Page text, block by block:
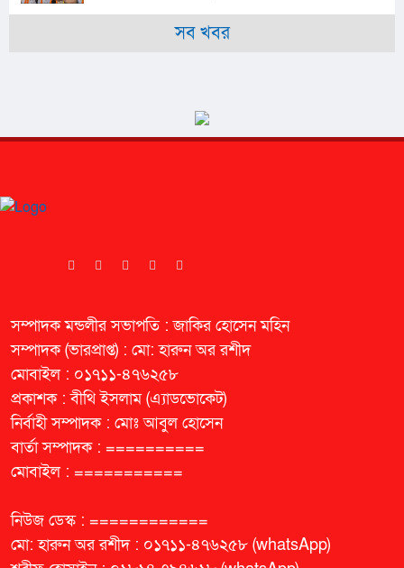
উপসহকারী
সব খবর
সম্পাদক মন্ডলীর সভাপতি : জাকির হোসেন মহিন
সম্পাদক (ভারপ্রাপ্ত) : মো: হারুন অর রশীদ
মোবাইল : ০১৭১১-৪৭৬২৫৮
প্রকাশক : বীথি ইসলাম (এ্যাডভোকেট)
নির্বাহী সম্পাদক : মোঃ আবুল হোসেন
বার্তা সম্পাদক : ==========
মোবাইল : ===========
নিউজ ডেস্ক : ============
মো: হারুন অর রশীদ : ০১৭১১-৪৭৬২৫৮ (whatsApp)